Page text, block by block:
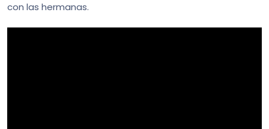
con las hermanas.